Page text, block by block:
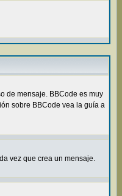
de mensaje. BBCode es muy
sobre BBCode vea la guía a
vez que crea un mensaje.